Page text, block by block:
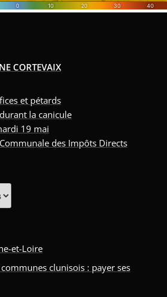
CORTEVAIX
et pétards
la canicule
19 mai
des Impôts Directs
et-Loire
clunisois : payer ses